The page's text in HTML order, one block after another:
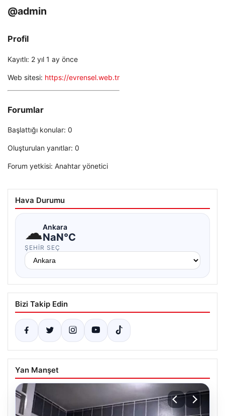
@admin
Profil
Kayıtlı: 2 yıl 1 ay önce
Web sitesi: https://evrensel.web.tr
Forumlar
Başlattığı konular: 0
Oluşturulan yanıtlar: 0
Forum yetkisi: Anahtar yönetici
Hava Durumu
☁Ankara
NaN°C
ŞEHIR SEÇ
Bizi Takip Edin
Yan Manşet